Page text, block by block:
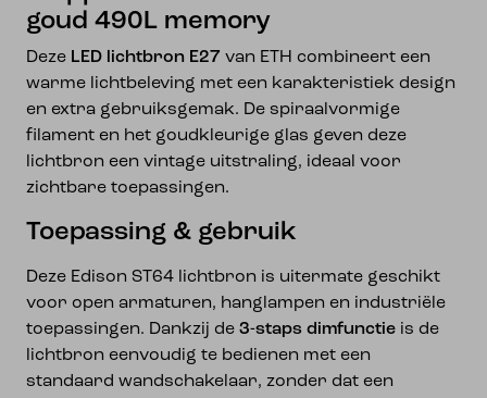
490L
memory
aantal
goud 490L memory
Deze LED lichtbron E27 van ETH combineert een
warme lichtbeleving met een karakteristiek design
en extra gebruiksgemak. De spiraalvormige
filament en het goudkleurige glas geven deze
lichtbron een vintage uitstraling, ideaal voor
zichtbare toepassingen.
Toepassing & gebruik
Deze Edison ST64 lichtbron is uitermate geschikt
voor open armaturen, hanglampen en industriële
toepassingen. Dankzij de 3-staps dimfunctie is de
lichtbron eenvoudig te bedienen met een
standaard wandschakelaar, zonder dat een